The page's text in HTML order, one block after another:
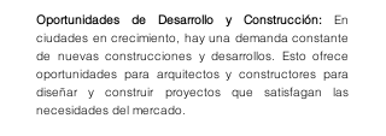
Oportunidades de Desarrollo y Construcción: En
ciudades en crecimiento, hay una demanda constante
de nuevas construcciones y desarrollos. Esto ofrece
oportunidades para arquitectos y constructores para
diseñar y construir proyectos que satisfagan las
necesidades del mercado.